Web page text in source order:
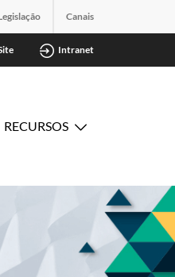
Canais
Intranet
RECURSOS